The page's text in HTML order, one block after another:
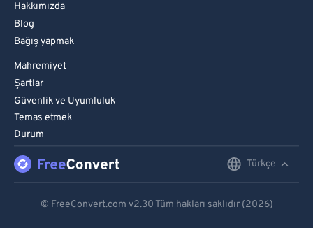
Hakkımızda
Blog
Bağış yapmak
Mahremiyet
Şartlar
Güvenlik ve Uyumluluk
Temas etmek
Durum
Türkçe
© FreeConvert.com v2.30 Tüm hakları saklıdır (2026)